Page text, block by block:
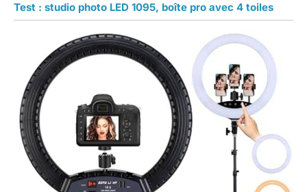
Test : studio photo LED 1095, boîte pro avec 4 toiles